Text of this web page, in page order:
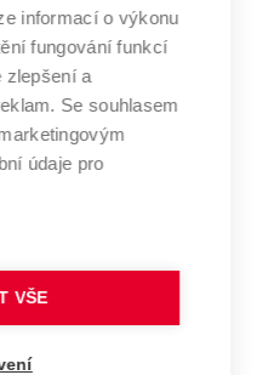
učení
technické
Brně
informací o výkonu
fungování funkcí
zlepšení a
Se souhlasem
údaje pro
VŠE